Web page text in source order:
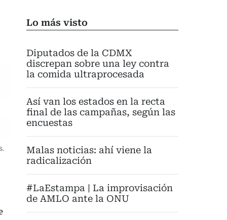
Lo más visto
Diputados de la CDMX
discrepan sobre una ley contra
la comida ultraprocesada
Así van los estados en la recta
final de las campañas, según las
encuestas
Malas noticias: ahí viene la
radicalización
#LaEstampa | La improvisación
de AMLO ante la ONU